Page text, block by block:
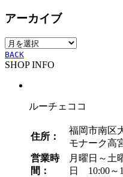
ゴ
ー
アーカイブ
ア
ー
カ
BACK
SHOP INFO
ルーチェココ
住所：
福岡市南区
モナーク高
営業時
間：
月曜日～土
日 10:00～